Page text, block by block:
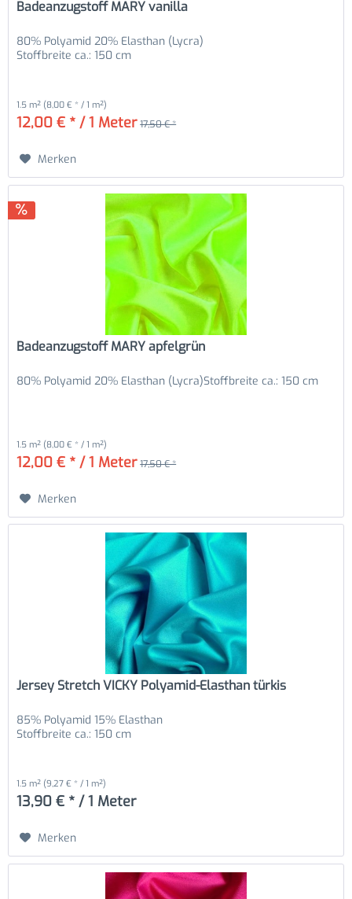
Badeanzugstoff MARY vanilla
80% Polyamid 20% Elasthan (Lycra)
Stoffbreite ca.: 150 cm
1.5 m² (8,00 € * / 1 m²)
12,00 € * / 1 Meter 17,50 € *
Merken
Badeanzugstoff MARY apfelgrün
80% Polyamid 20% Elasthan (Lycra)Stoffbreite ca.: 150 cm
1.5 m² (8,00 € * / 1 m²)
12,00 € * / 1 Meter 17,50 € *
Merken
Jersey Stretch VICKY Polyamid-Elasthan türkis
85% Polyamid 15% Elasthan
Stoffbreite ca.: 150 cm
1.5 m² (9,27 € * / 1 m²)
13,90 € * / 1 Meter
Merken